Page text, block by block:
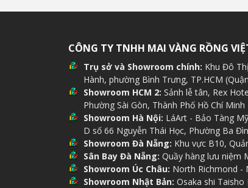
CÔNG TY TNHH MAI VÀNG RỒNG
Trụ sở và Showroom chính: Khu Đô
Hành, phường Bình Trưng, TP.HCM
Showroom HCM 2: Sảnh lễ tân, Rex
Phường Sài Gòn, Thành Phố Hồ Chí Minh
Showroom Hà Nội: LáArt - Bảo Tàng
D số 66 Nguyễn Thái Học, Phường Ba
Showroom Đà Nẵng: Khu vực B10,
Sân Bay Đà Nẵng: Quầy hàng lưu niệm
Showroom Úc Châu: North Richmond -
Showroom Nhật Bản: Osaka shi Taisho